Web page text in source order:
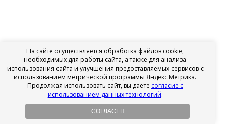
Временный зубной протез как ...
11.02.2026
Автор:Бессонов Игорь Константинович
Из этой статьи вы узнаете:
На сайте осуществляется обработка файлов cookie,
необходимых для работы сайта, а также для анализа
использования сайта и улучшения предоставляемых сервисов с
использованием метрической программы Яндекс.Метрика.
Продолжая использовать сайт, вы даете согласие с
использованием данных технологий.
СОГЛАСЕН